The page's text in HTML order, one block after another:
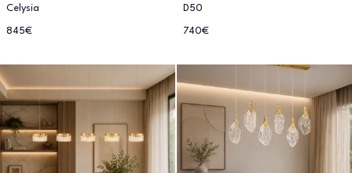
Celysia
845€
D50
740€